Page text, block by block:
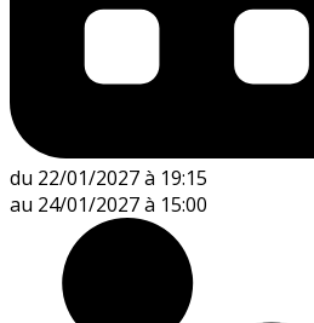
du 22/01/2027 à 19:15
au 24/01/2027 à 15:00